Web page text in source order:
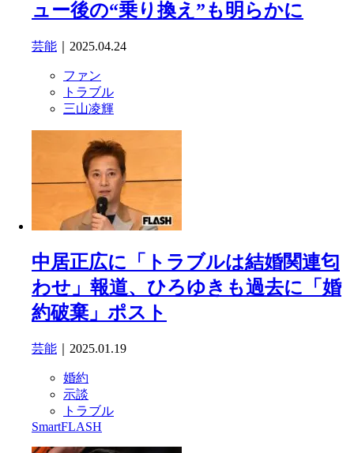
ュー後の“乗り換え”も明らかに
芸能 ｜2025.04.24
ファン
トラブル
三山凌輝
中居正広に「トラブルは結婚関連匂
わせ」報道、ひろゆきも過去に「婚
約破棄」ポスト
芸能 ｜2025.01.19
婚約
示談
トラブル
SmartFLASH